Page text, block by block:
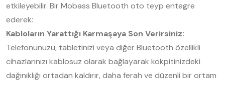
etkileyebilir. Bir Mobass Bluetooth oto teyp entegre
ederek:
Kabloların Yarattığı Karmaşaya Son Verirsiniz:
Telefonunuzu, tabletinizi veya diğer Bluetooth özellikli
cihazlarınızı kablosuz olarak bağlayarak kokpitinizdeki
dağınıklığı ortadan kaldırır, daha ferah ve düzenli bir ortam